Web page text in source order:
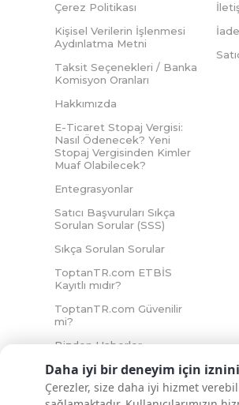
Daha iyi bir deneyim için
Çerezler, size daha iyi hizmet
Çerez Politikası
Kişisel Verilerin İşlenmesi
Aydınlatma Metni
Taksit Seçenekleri / Banka
Komisyon Oranları
Hakkımızda
E-Ticaret Stopaj Vergisi:
Nasıl Ödenecek? Yeni
Stopaj Vergisinden Kimler
Muaf Olabilecek?
Entegrasyonlar
Satıcı Başvuruları Sıkça
Sorulan Sorular (SSS)
Sıkça Sorulan Sorular
ToptanTR.com ETBİS
Kayıtlı mıdır?
ToptanTR.com Güvenilir
mi?
Bizden Haberler